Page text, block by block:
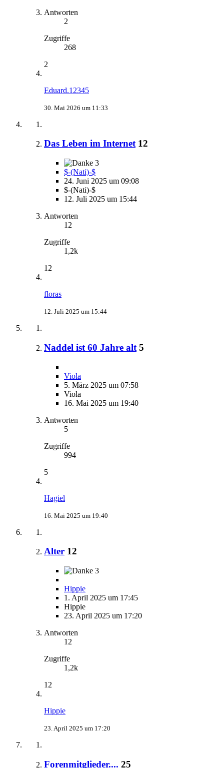
Antworten
2
Zugriffe
268
2
Eduard.12345
30. Mai 2026 um 11:33
Das Leben im Internet 12
3
$-(Nati)-$
24. Juni 2025 um 09:08
$-(Nati)-$
12. Juli 2025 um 15:44
Antworten
12
Zugriffe
1,2k
12
floras
12. Juli 2025 um 15:44
Naddel ist 60 Jahre alt 5
Viola
5. März 2025 um 07:58
Viola
16. Mai 2025 um 19:40
Antworten
5
Zugriffe
994
5
Hagiel
16. Mai 2025 um 19:40
Alter 12
3
Hippie
1. April 2025 um 17:45
Hippie
23. April 2025 um 17:20
Antworten
12
Zugriffe
1,2k
12
Hippie
23. April 2025 um 17:20
Forenmitglieder.... 25